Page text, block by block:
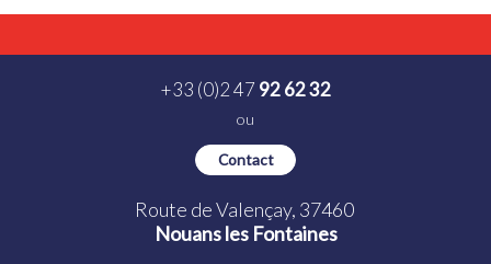
+33 (0)2 47 92 62 32
ou
Contact
Route de Valençay, 37460
Nouans les Fontaines